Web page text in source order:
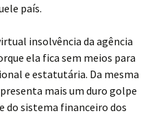
país.
insolvência da agência
ela fica sem meios para
e estatutária. Da mesma
mais um duro golpe
do sistema financeiro dos